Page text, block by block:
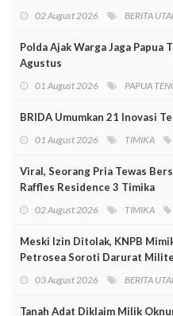
02 August 2026 BERITA
Polda Ajak Warga Jaga Papua
Agustus
01 August 2026 PAPUA
BRIDA Umumkan 21 Inovasi
01 August 2026 TIMIKA
Viral, Seorang Pria Tewas
Raffles Residence 3 Timika
02 August 2026 TIMIKA
Meski Izin Ditolak, KNPB
Petrosea Soroti Darurat
03 August 2026 BERITA
Tanah Adat Diklaim Milik